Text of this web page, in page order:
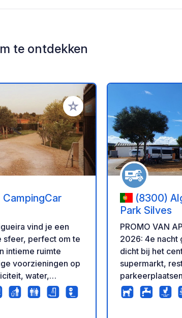
te ontdekken
Voeg toe aan je favorieten
vind je een
sfeer, perfect om te
intieme ruimte
voorzieningen op
water,
gratis toegang tot
Er is een
(8300)
Park Silves
PROMO VAN
2026: 4e nacht
dicht bij het
supermarkt,
elektrische
douches,